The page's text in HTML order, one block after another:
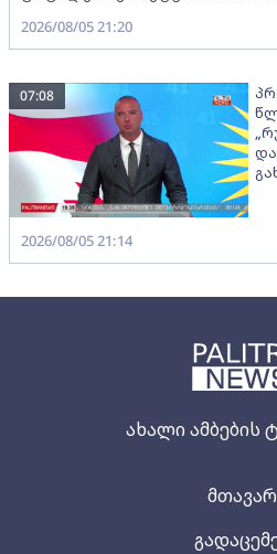
ახალი ამბების
2026/08/05 21:20
07:08
2026/08/05 21:14